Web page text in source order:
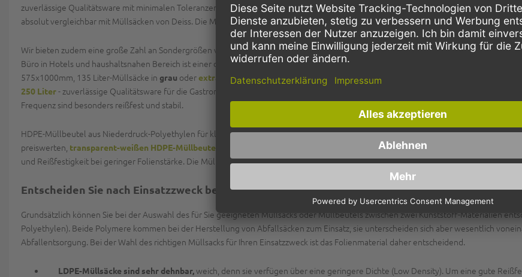
zuverlässige Qualitätsware mit minimalen Toleranzen. Unsere Müllsäcke von namhaftem Hersteller werden täglich überall in
absolut vergleichbar mit Müllsäcken von Deiss. Die Müllsäcke werden auch in öffentlichen Bereichen, wie z.B. Schulen, Kindergärten
Wir bieten zudem eine große Zahl an Sondergrößen von Müllsäcken. Der kleine, weiße 70 Liter-Poly-Müllsackfür
Büro in Hotels und haushaltsnahen Bereich ist einer der gängigsten Müllsäcke. Weitere 70Liter-Abfallsäcke haben wir für Sie im
575x1000mm, 135 Liter-Müllsäcke in grau oderextrastark in blau, den 150 Liter LDPE-Abfallsack, sehr reißfest in , und
250 Liter- zuverlässige Qualitätsware für die Gastronomie zum Bestpreis.
für
Frequenz sind besonders reißfest und stabil.
HDPE-Müllbeutel aus Niederdruck-Polyethylen für kleinere Mülleimer (z.B. für Papiermüll im Büro oder im Sanitärbereich) bieten wir
preiswerten, transparent-weißen HDPE-Müllbeutel
bekommen Sie in den Größen 18 Liter, 28 Liter, 40 Liter und groß in 70 Liter.
und Reißfestigkeit bei geringer Folienstärke. Die Müllbeutel eignen sich bestens für leichten Papiermüll, z.B. in öffentlichen
Entscheiden Sie nach Einsatzzweck bei der Müllentsorgung: LPDEMüllsäckeoder HPDE
Grundsätzlich können Sie bei der Auswahl des für Sie geeigneten Müllsacks oder Müllbeutels zwischen zwei Kunststoff-Materialien
Polyethylen). Beide Polymere kommen bei der Herstellung von Abfallsäcken zum Einsatz, sie unterscheiden sich aber wesentlich
Abfallentsorgung. Bei der Wahl des richtigen Müllsacks für Ihren Einsatzzweck ist das Folienmaterial daher entscheidend.
LDPE-Müllsäcke sind sehr dehnbar,weich, denn sie verfügen über eine geringere Dichte (Low Density). Um eine gute